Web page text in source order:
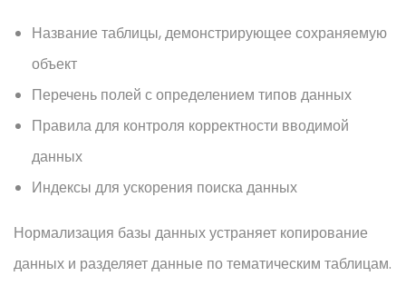
Название таблицы, демонстрирующее сохраняемую
объект
Перечень полей с определением типов данных
Правила для контроля корректности вводимой
данных
Индексы для ускорения поиска данных
Нормализация базы данных устраняет копирование
данных и разделяет данные по тематическим таблицам.